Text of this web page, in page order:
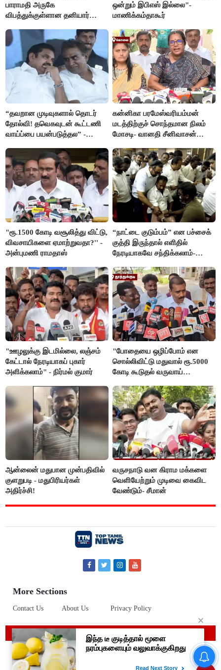
பாராமதி அருகே
விபத்துக்குள்ளான தனியார்
ஒன்றும் இபிஎஸ் இல்லை"-
மாணிக்கம்தாகூர்
“தவறான முடிவுகளால் தொடர்
தோல்வி! தவெகவுடன் கூட்டணி
வாய்ப்பை பயன்படுத்தல” -
கன்னிகா பரமேஸ்வரியம்மன்
மடத்திற்குச் சொந்தமான நிலம்
மோசடி- வானதி சீனிவாசன்
"ரூ.1500 கோடி வசூலித்து விட்டு,
விவசாயிகளை ஏமாற்றுவதா?'' -
அன்புமணி ராமதாஸ்
“நாட்டை குடும்பம்” என பச்சைக்
குத்தி இருந்தால் எளிதில்
நேரடியாகவே சந்திக்கலாம்-
"ஊழலுக்கு இடமில்லை, லஞ்சம்
கேட்டால் நேரடியாகப் புகார்
அளிக்கலாம்" - நிர்மல் குமார்
"போதையை ஒழிப்போம் என
சொல்லிவிட்டு மதுவால் ரூ.5000
கோடி கூடுதல் வருவாய்
மார்க்கண்டேயன்
ஆன்லைன் மதுபான முன்பதிவில்
குளறுபடி - மதுபிரியர்கள்
அதிர்ச்சி!
வருசநாடு வன கிராம மக்களை
வெளியேற்றும் முடிவை கைவிட
வேண்டும்- சீமான்
More Sections
Contact Us About Us Privacy Policy
© 2019 Top Tamil News
கண் முன்னே வெட்டப்பட்ட